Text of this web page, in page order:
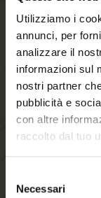
Utilizziamo i
annunci, per
analizzare il
informazioni sul
nostri partner
pubblicità e
con altre
raccolto dal tuo
delNecessari
Lunghezza: 90 cm
(Nel prezzo
*Nel prezzo
CONSEGNA
17.00 €